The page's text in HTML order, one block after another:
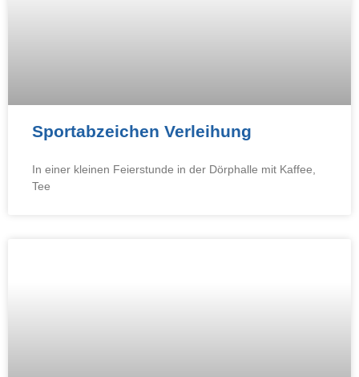
Sportabzeichen Verleihung
In einer kleinen Feierstunde in der Dörphalle mit Kaffee,
Tee